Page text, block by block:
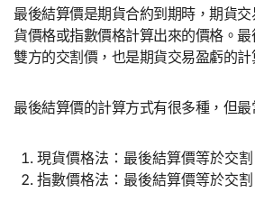
最後結算價是期貨合約到期時，期貨
貨價格或指數價格計算出來的價格。
雙方的交割價，也是期貨交易盈虧的計
最後結算價的計算方式有很多種，但最
現貨價格法：最後結算價等於交
指數價格法：最後結算價等於交